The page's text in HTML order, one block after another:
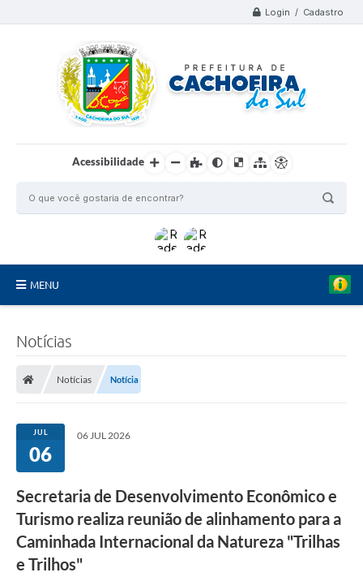
Login / Cadastro
Acessibilidade
MENU
Conselhos Municipais
Serviços on-line
Turismo
Coleta seletiva - Informações
Notícias
Notícias Notícia
JUL
06
06 JUL 2026
Secretaria de Desenvolvimento Econômico e
Turismo realiza reunião de alinhamento para a
Caminhada Internacional da Natureza "Trilhas
e Trilhos"